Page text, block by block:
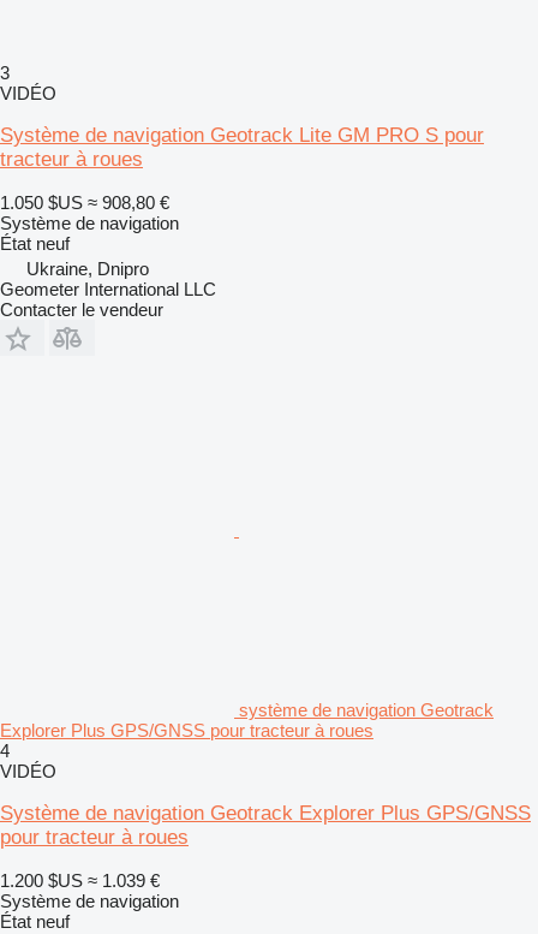
3
VIDÉO
Système de navigation Geotrack Lite GM PRO S pour
tracteur à roues
1.050 $US ≈ 908,80 €
Système de navigation
État neuf
Ukraine, Dnipro
Geometer International LLC
Contacter le vendeur
système de navigation Geotrack
Explorer Plus GPS/GNSS pour tracteur à roues
4
VIDÉO
Système de navigation Geotrack Explorer Plus GPS/GNSS
pour tracteur à roues
1.200 $US ≈ 1.039 €
Système de navigation
État neuf